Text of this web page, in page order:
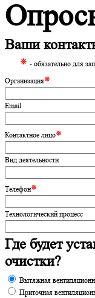
Ваши
⁕ - обязательно для
Организация⁕
Email
Контактное лицо⁕
Вид деятельности
Телефон⁕
Технологический процесс
Где будет
очистки?
Вытяжная
Приточная